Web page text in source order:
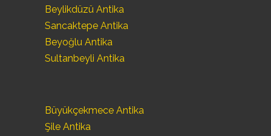
Beylikdüzü Antika
Sancaktepe Antika
Beyoğlu Antika
Sultanbeyli Antika
Büyükçekmece Antika
Şile Antika